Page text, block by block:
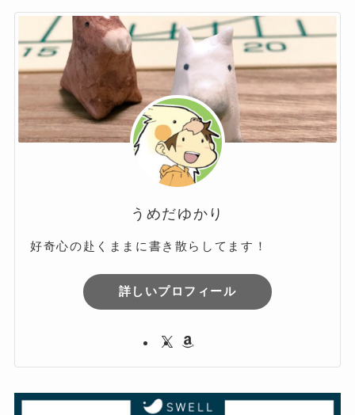
ブ
うめだゆかり
好奇心の赴くままに書き散らしてます！
詳しいプロフィール